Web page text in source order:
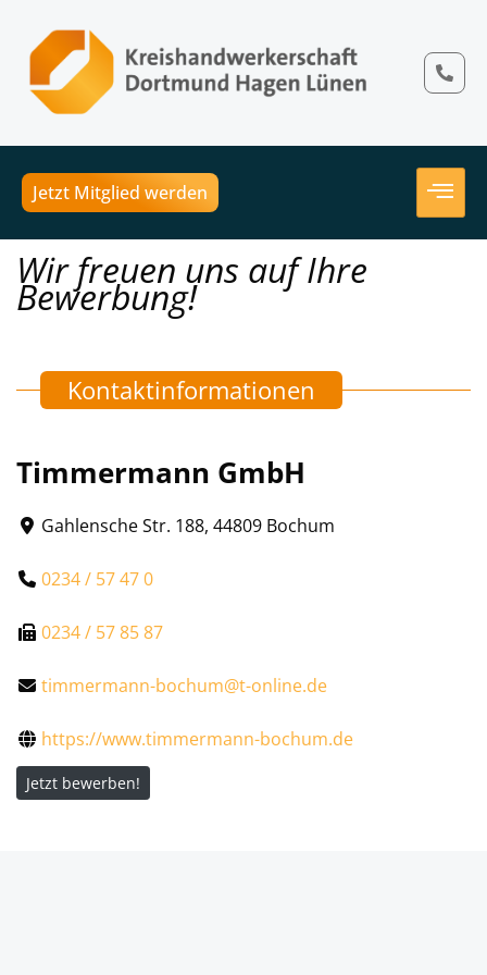
Jetzt Mitglied werden
Wir freuen uns auf Ihre
Bewerbung!
Kontaktinformationen
Timmermann GmbH
Gahlensche Str. 188, 44809 Bochum
0234 / 57 47 0
0234 / 57 85 87
timmermann-bochum@t-online.de
https://www.timmermann-bochum.de
Jetzt bewerben!